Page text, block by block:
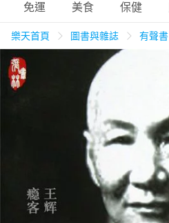
購物網分類
天天免運 美食蛋糕
3C家電
女裝 男裝
免運 美食 保健
樂天首頁 圖書與雜誌 有聲書